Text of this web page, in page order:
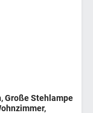
Große Stehlampe